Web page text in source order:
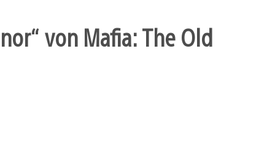
von Mafia: The Old